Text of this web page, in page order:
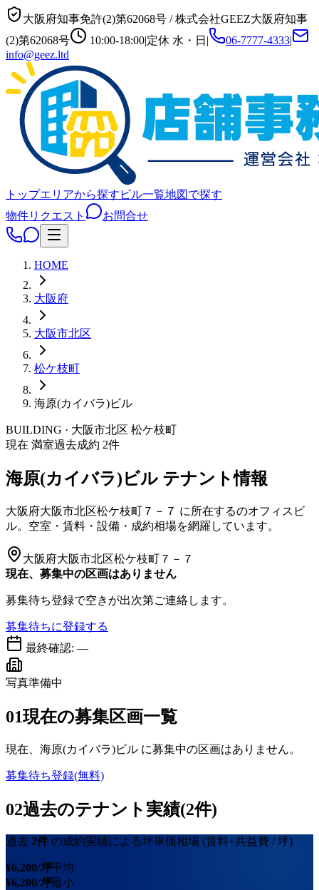
大阪府知事免許(2)第62068号 /株式会社GEEZ大阪府知事
(2)第62068号
10:00-18:00|定休 水・日 | 06-7777-4333|
info@geez.ltd
トップエリアから探す ビル一覧地図で探す
物件リクエスト
お問合せ
HOME
大阪府
大阪市北区
松ケ枝町
海原(カイバラ)ビル
BUILDING · 大阪市北区 松ケ枝町
現在 満室過去成約 2件
海原(カイバラ)ビル テナント情報
大阪府大阪市北区松ケ枝町７－７ に所在するのオフィスビ
ル。空室・賃料・設備・成約相場を網羅しています。
大阪府大阪市北区松ケ枝町７－７
現在、募集中の区画はありません
募集待ち登録で空きが出次第ご連絡します。
募集待ちに登録する
最終確認: —
写真準備中
01現在の募集区画一覧
現在、 海原(カイバラ)ビル に募集中の区画はありません。
募集待ち登録(無料)
02過去のテナント実績(2件)
過去 2件 の成約実績による坪単価相場 (賃料+共益費 / 坪)
¥6,200/坪平均
¥6,200/坪最小